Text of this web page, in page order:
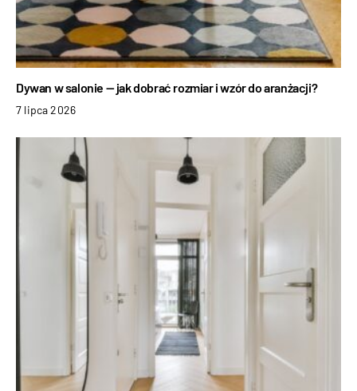
Dywan w salonie — jak dobrać rozmiar i wzór do aranżacji?
7 lipca 2026